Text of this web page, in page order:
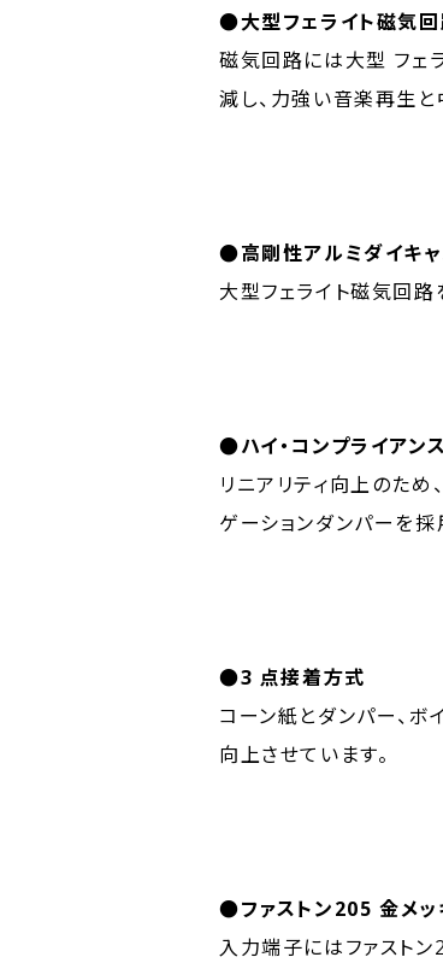
●大型フェライト磁気
磁気回路には大型 フェ
減し、力強い音楽再生
●高剛性アルミダイキャ
大型フェライト磁気回路
●ハイ・コンプライアン
リニアリティ向上のた
ゲーションダンパーを採
●3 点接着方式
コーン紙とダンパー、
向上させています。
●ファストン205 金メッ
入力端子にはファスト